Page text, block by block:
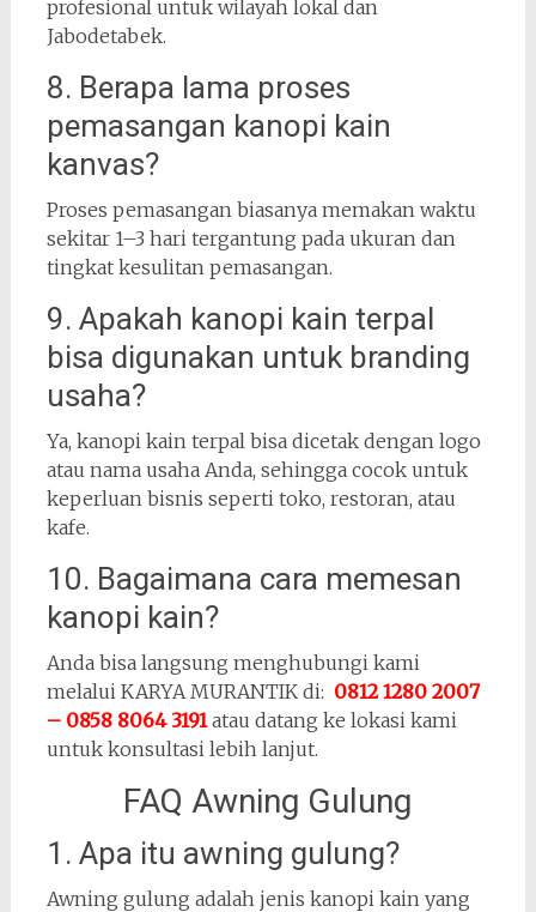
profesional untuk wilayah lokal dan
Jabodetabek.
8. Berapa lama proses
pemasangan kanopi kain
kanvas?
Proses pemasangan biasanya memakan waktu
sekitar 1–3 hari tergantung pada ukuran dan
tingkat kesulitan pemasangan.
9. Apakah kanopi kain terpal
bisa digunakan untuk branding
usaha?
Ya, kanopi kain terpal bisa dicetak dengan logo
atau nama usaha Anda, sehingga cocok untuk
keperluan bisnis seperti toko, restoran, atau
kafe.
10. Bagaimana cara memesan
kanopi kain?
Anda bisa langsung menghubungi kami
melalui KARYA MURANTIK di: 0812 1280 2007
– 0858 8064 3191atau datang ke lokasi kami
untuk konsultasi lebih lanjut.
FAQ Awning Gulung
1. Apa itu awning gulung?
Awning gulung adalah jenis kanopi kain yang